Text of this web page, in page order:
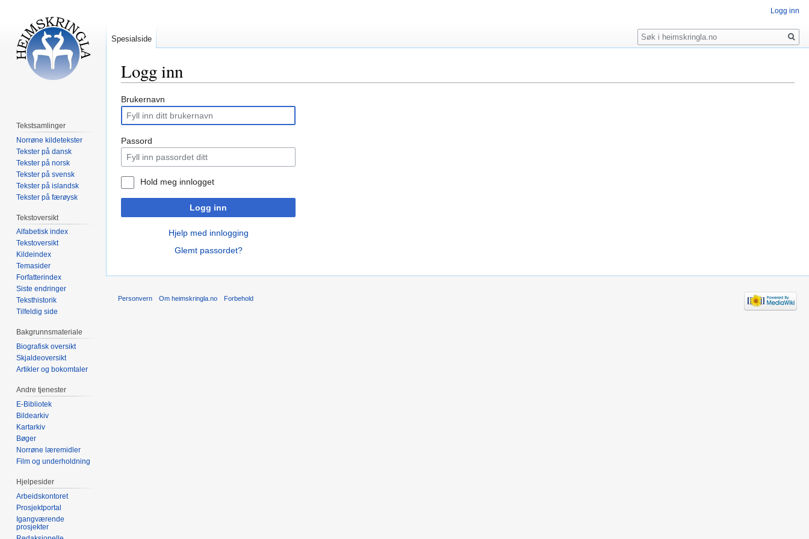
Logg inn
Hopp
navigering
Hopp
søk
Brukernavn
Passord
Hold meg innlogget
Logg inn
Hjelp med innlogging
Glemt passordet?
Logg inn
Spesialside
Søk
Tekstsamlinger
Norrøne kildetekster
Tekster på dansk
Tekster på norsk
Tekster på svensk
Tekster på islandsk
Tekster på færøysk
Tekstoversikt
Alfabetisk index
Tekstoversikt
Kildeindex
Temasider
Forfatterindex
Siste endringer
Teksthistorik
Tilfeldig side
Bakgrunnsmateriale
Biografisk oversikt
Skjaldeoversikt
Artikler og bokomtaler
Andre tjenester
E-Bibliotek
Bildearkiv
Kartarkiv
Bøger
Norrøne læremidler
Film og underholdning
Hjelpesider
Arbeidskontoret
Prosjektportal
Igangværende
prosjekter
Personvern Om heimskringla.no Forbehold